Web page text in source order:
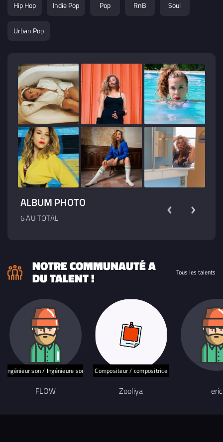
Hip Hop Indie Pop Pop RnB Soul
Urban Pop
ALBUM PHOTO
6 AU TOTAL
NOTRE COMMUNAUTÉ A
DU TALENT ! Tous les talents
Ingénieur son / Ingénieure son
FLOW
Compositeur / compositrice
Zooliya eric